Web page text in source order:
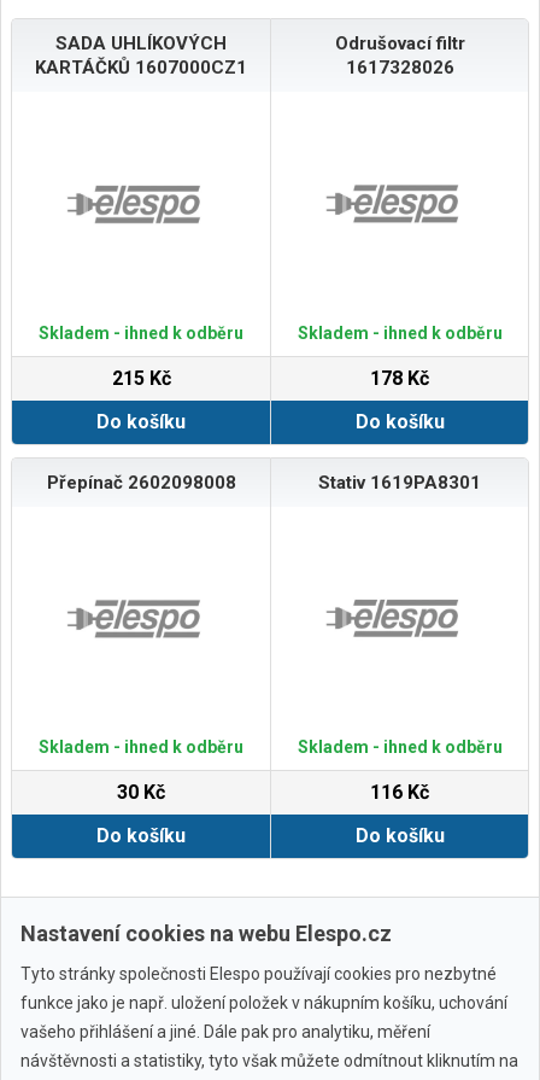
SADA UHLÍKOVÝCH
KARTÁČKŮ 1607000CZ1
Skladem - ihned k odběru
215 Kč
Do košíku
Odrušovací filtr
1617328026
Skladem - ihned k odběru
178 Kč
Do košíku
Přepínač 2602098008
Skladem - ihned k odběru
30 Kč
Do košíku
Stativ 1619PA8301
Skladem - ihned k odběru
116 Kč
Do košíku
Zobrazit další
Nastavení cookies na webu Elespo.cz
Tyto stránky společnosti Elespo používají cookies pro nezbytné
funkce jako je např. uložení položek v nákupním košíku, uchování
vašeho přihlášení a jiné. Dále pak pro analytiku, měření
návštěvnosti a statistiky, tyto však můžete odmítnout kliknutím na